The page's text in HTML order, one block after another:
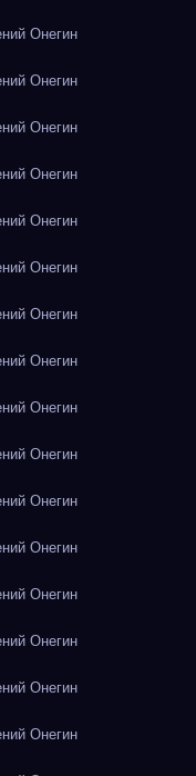
Онегин
Онегин
Онегин
Онегин
Онегин
Онегин
Онегин
Онегин
Онегин
Онегин
Онегин
Онегин
Онегин
Онегин
Онегин
Онегин